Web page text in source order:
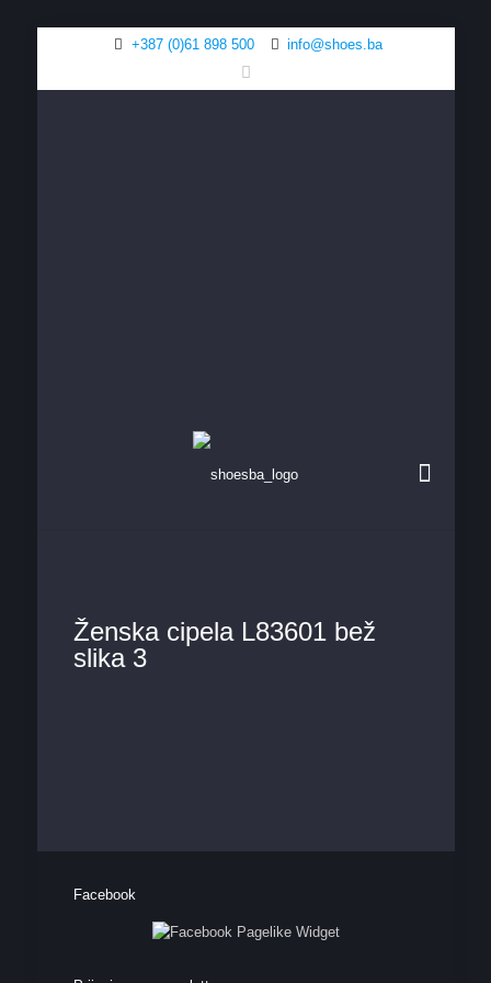
+387 (0)61 898 500 info@shoes.ba
Ženska cipela L83601 bež
slika 3
Facebook